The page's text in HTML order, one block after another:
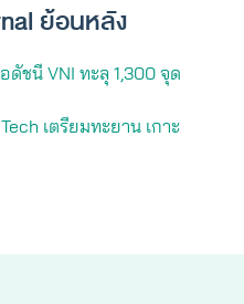
ย้อนหลัง
ชนี VNI ทะลุ 1,300 จุด
เตรียมทะยาน เกาะ